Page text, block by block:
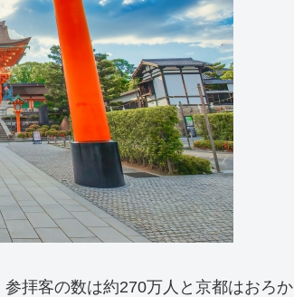
拝客の数は約270万人と京都はおろか